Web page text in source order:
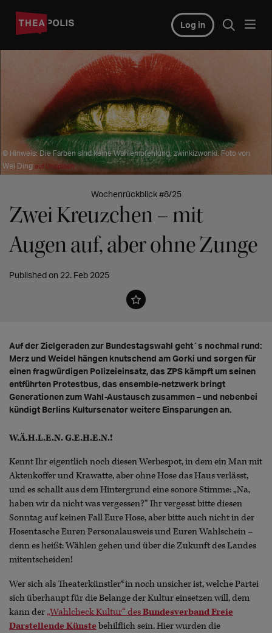
Log in
© Hinweis: Die Farben sind keine Wahlempfehlung, zwinkizwonki. Foto von
Wei Ding auf Unsplash
Wochenrückblick #8/25
Zwei Kreuzchen – mit
Augen auf, aber ohne Zunge
Published on 22. Feb 2025
Auf der Zielgeraden zur Bundestagswahl geht´s nochmal rund:
Merz und Weidel hängen knutschend am Gorki und sorgen für
einen fragwürdigen Polizeieinsatz, das ZPS kämpft um seinen
entführten Protestbus, das ensemble-netzwerk bringt
Generationen zum Wahl-Austausch zusammen – und nebenbei
kündigt Berlins Kultursenator weitere Einsparungen an.
W.Ä.H.L.E.N. G.E.H.E.N.!
Kennt Ihr eigentlich noch diesen Werbespot, in dem ein Man mit
Aktenkoffer und Krawatte, aber ohne Hose das Haus verlässt,
und es schallt aus dem Hintergrund eine sonore Stimme: „Na,
haben wir da nicht was vergessen?“ Ihr vergesst bitte diesen
Sonntag auf keinen Fall Eure Hose, aber bitte auch nicht in der
Hosentasche Euren Personalausweis und Euren Wahlschein –
denn es heißt: Wählen gehen und über die Zukunft des Landes
mitentscheiden!
Wer sich als Theaterkünstler*in noch unsicher ist, welche Partei
sich überhaupt für die Belange der Kultur einsetzen will, dem
kann der„Wahlcheck Kultur“ desBundesverband Freie
Darstellende Künstebehilflich sein. Hier wurden die